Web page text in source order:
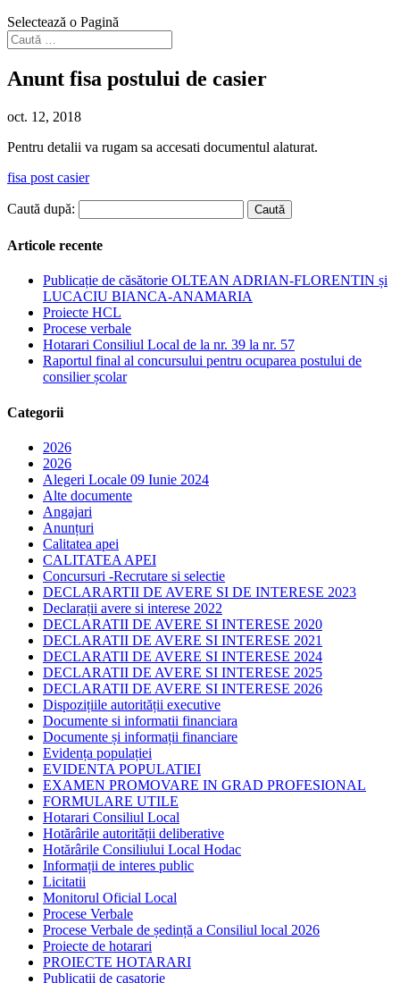
Selectează o Pagină
Anunt fisa postului de casier
oct. 12, 2018
Pentru detalii va rugam sa accesati documentul alaturat.
fisa post casier
Caută după:
Articole recente
Publicație de căsătorie OLTEAN ADRIAN-FLORENTIN și
LUCACIU BIANCA-ANAMARIA
Proiecte HCL
Procese verbale
Hotarari Consiliul Local de la nr. 39 la nr. 57
Raportul final al concursului pentru ocuparea postului de
consilier școlar
Categorii
2026
2026
Alegeri Locale 09 Iunie 2024
Alte documente
Angajari
Anunțuri
Calitatea apei
CALITATEA APEI
Concursuri -Recrutare si selectie
DECLARARTII DE AVERE SI DE INTERESE 2023
Declarații avere si interese 2022
DECLARATII DE AVERE SI INTERESE 2020
DECLARATII DE AVERE SI INTERESE 2021
DECLARATII DE AVERE SI INTERESE 2024
DECLARATII DE AVERE SI INTERESE 2025
DECLARATII DE AVERE SI INTERESE 2026
Dispozițiile autorității executive
Documente si informatii financiara
Documente și informații financiare
Evidența populației
EVIDENTA POPULATIEI
EXAMEN PROMOVARE IN GRAD PROFESIONAL
FORMULARE UTILE
Hotarari Consiliul Local
Hotărârile autorității deliberative
Hotărârile Consiliului Local Hodac
Informații de interes public
Licitatii
Monitorul Oficial Local
Procese Verbale
Procese Verbale de ședință a Consiliul local 2026
Proiecte de hotarari
PROIECTE HOTARARI
Publicatii de casatorie